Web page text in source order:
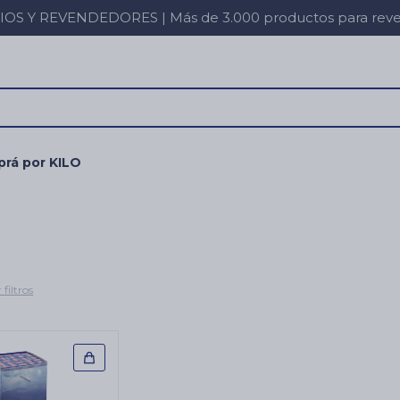
Y REVENDEDORES | Más de 3.000 productos para
por KILO
filtros